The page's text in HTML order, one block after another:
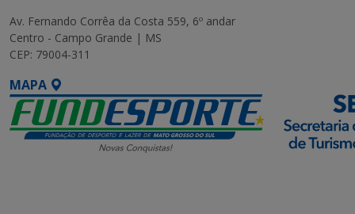
Av. Fernando Corrêa da Costa 559, 6º andar
Centro - Campo Grande | MS
CEP: 79004-311
MAPA